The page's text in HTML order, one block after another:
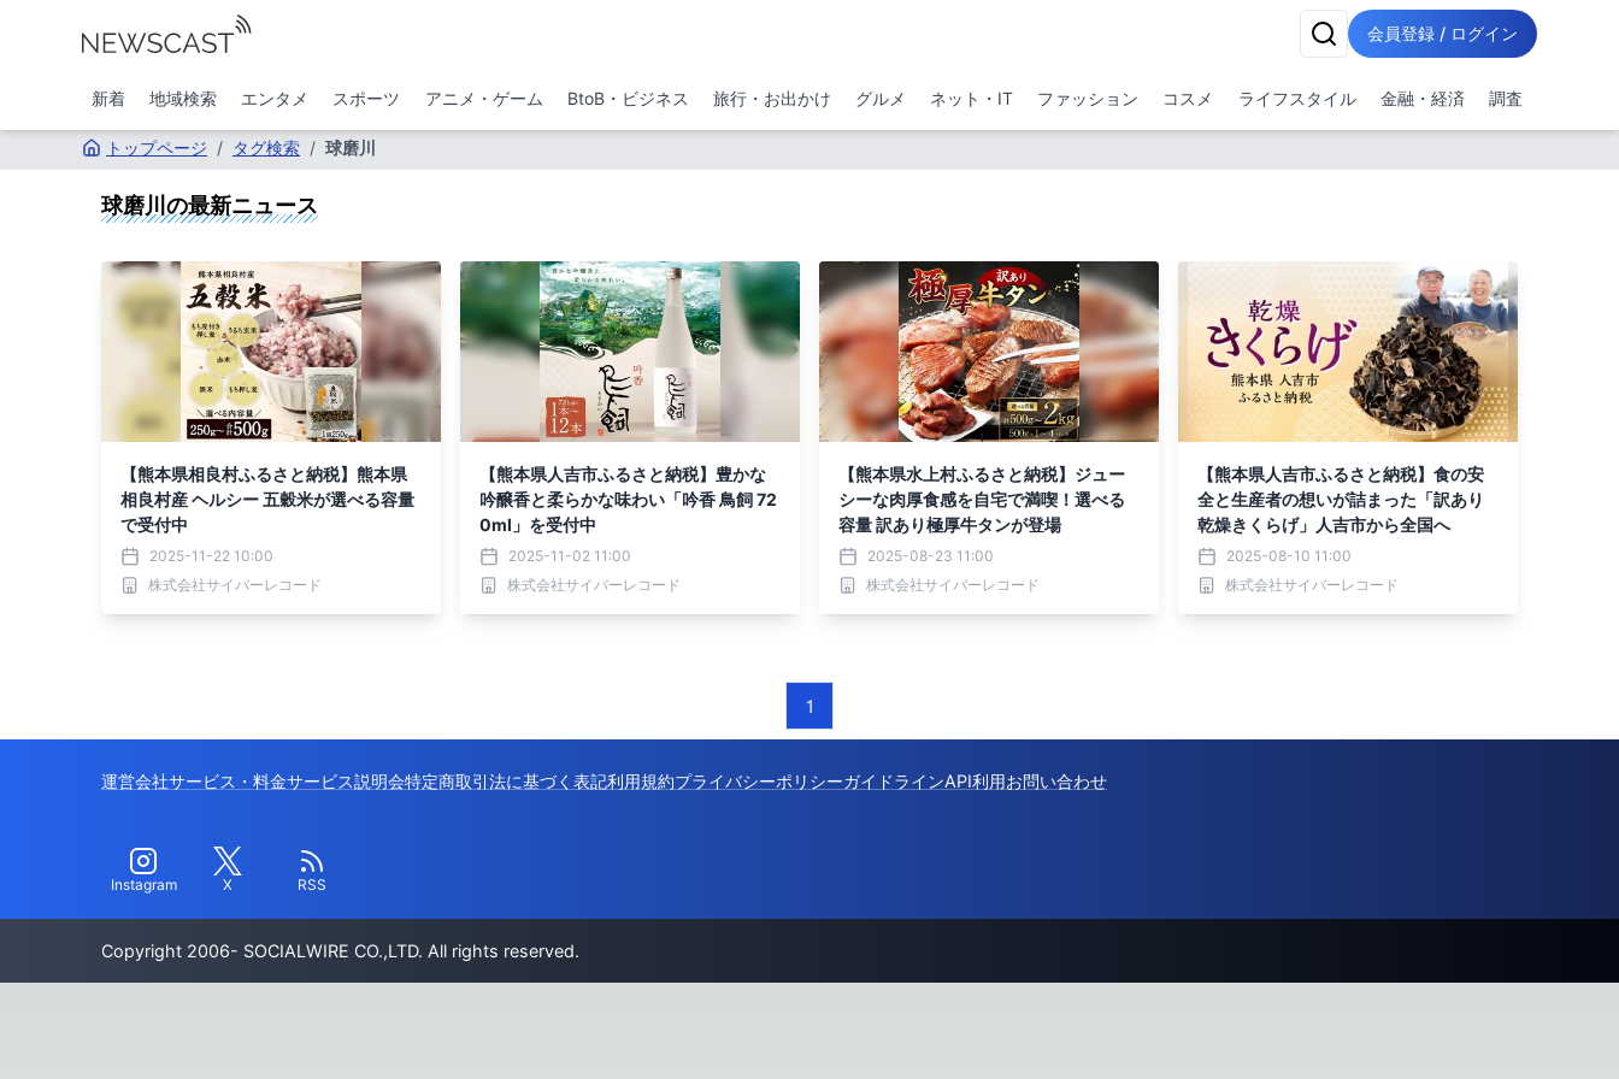
会員登録 / ログイン
新着 地域検索 エンタメ スポーツ アニメ・ゲーム BtoB・ビジネス 旅行・お出かけ グルメ ネット・IT ファッション コスメ ライフスタイル 金融・経済 調査
トップページ / タグ検索 / 球磨川
球磨川 の最新ニュース
【熊本県相良村ふるさと納税】熊本県
相良村産 ヘルシー 五穀米が選べる容量
で受付中
2025-11-22 10:00
株式会社サイバーレコード
【熊本県人吉市ふるさと納税】豊かな
吟醸香と柔らかな味わい「吟香 鳥飼 72
0ml」を受付中
2025-11-02 11:00
株式会社サイバーレコード
【熊本県水上村ふるさと納税】ジュー
シーな肉厚食感を自宅で満喫！選べる
容量 訳あり極厚牛タンが登場
2025-08-23 11:00
株式会社サイバーレコード
【熊本県人吉市ふるさと納税】食の安
全と生産者の想いが詰まった「訳あり
乾燥きくらげ」人吉市から全国へ
2025-08-10 11:00
株式会社サイバーレコード
1
運営会社サービス・料金サービス説明会特定商取引法に基づく表記利用規約プライバシーポリシーガイドラインAPI利用お問い合わせ
Instagram X RSS
Copyright 2006- SOCIALWIRE CO.,LTD. All rights reserved.